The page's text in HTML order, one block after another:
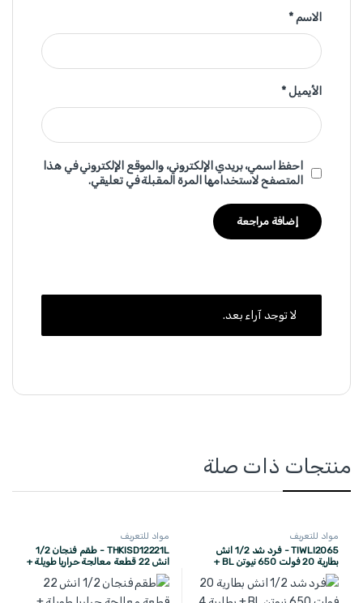
الاسم*
الأيميل*
احفظ اسمي، بريدي الإلكتروني، والموقع الإلكتروني في هذا
المتصفح لاستخدامها المرة المقبلة في تعليقي.
لا توجد آراء بعد.
منتجات ذات صلة
مواد للتعريف
TIWLI2065 - فرد شد 1/2 انش
بطارية 20 فولت 650 نيوتن BL +
امبير+اكسسوارات ضمن حقيبة
بلاستيك TOTAL
مواد للتعريف
THKISD12221L - طقم فنجان 1/2
انش 22 قطعة معالجة حراريا طويلة +
قصيرة (10 الى 24 ) مم ماركة TOTAL